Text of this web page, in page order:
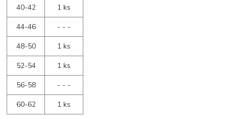
40-42
1 ks
44-46
- - -
48-50
1 ks
52-54
1 ks
56-58
- - -
60-62
1 ks